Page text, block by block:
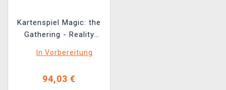
Kartenspiel Magic: the
Gathering - Reality
In Vorbereitung
94,03 €